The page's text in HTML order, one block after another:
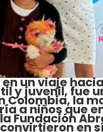
un viaje
y juvenil, fue
Colombia, la
a niños que
Fundación
en